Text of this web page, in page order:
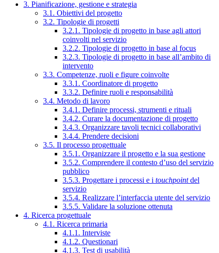
3. Pianificazione, gestione e strategia
3.1. Obiettivi del progetto
3.2. Tipologie di progetti
3.2.1. Tipologie di progetto in base agli attori
coinvolti nel servizio
3.2.2. Tipologie di progetto in base al focus
3.2.3. Tipologie di progetto in base all’ambito di
intervento
3.3. Competenze, ruoli e figure coinvolte
3.3.1. Coordinatore di progetto
3.3.2. Definire ruoli e responsabilità
3.4. Metodo di lavoro
3.4.1. Definire processi, strumenti e rituali
3.4.2. Curare la documentazione di progetto
3.4.3. Organizzare tavoli tecnici collaborativi
3.4.4. Prendere decisioni
3.5. Il processo progettuale
3.5.1. Organizzare il progetto e la sua gestione
3.5.2. Comprendere il contesto d’uso del servizio
pubblico
3.5.3. Progettare i processi e i touchpointdel
servizio
3.5.4. Realizzare l’interfaccia utente del servizio
3.5.5. Validare la soluzione ottenuta
4. Ricerca progettuale
4.1. Ricerca primaria
4.1.1. Interviste
4.1.2. Questionari
4.1.3. Test di usabilità